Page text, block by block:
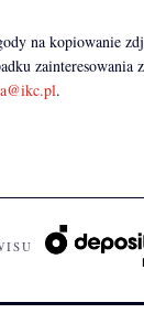
na kopiowanie
.